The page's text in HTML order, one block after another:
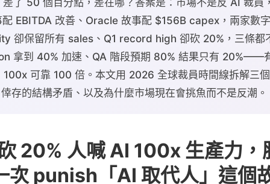
了 50 個百分點，差在哪？答案是：市場不是反 AI 裁員
EBITDA 改善、Oracle 故事配 $156B capex，兩家數
卻保留所有 sales、Q1 record high 卻砍 20%，三條都
拿到 40% 加速、QA 階段預期 80% 結果只有 20%——
100x 可靠 100 倍。本文用 2026 全球裁員時間線拆解三
存的結構矛盾、以及為什麼市場現在會挑魚而不是反潮。
20% 人喊 AI 100x 生產力，
punish「AI 取代人」這個